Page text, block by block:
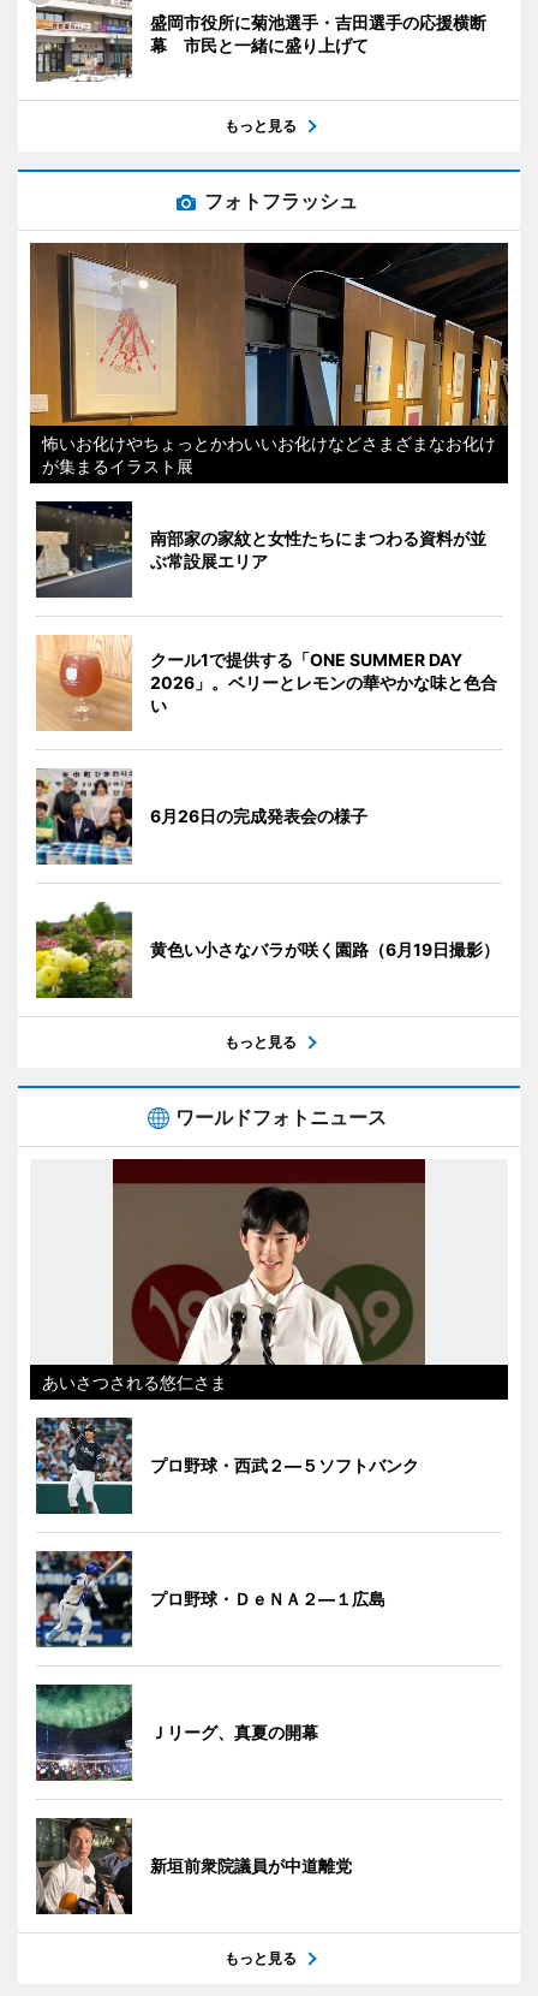
盛岡市役所に菊池選手・吉田選手の応援横断
幕 市民と一緒に盛り上げて
もっと見る
フォトフラッシュ
怖いお化けやちょっとかわいいお化けなどさまざまなお化け
が集まるイラスト展
南部家の家紋と女性たちにまつわる資料が並
ぶ常設展エリア
クール1で提供する「ONE SUMMER DAY
2026」。ベリーとレモンの華やかな味と色合
い
6月26日の完成発表会の様子
黄色い小さなバラが咲く園路（6月19日撮影）
もっと見る
ワールドフォトニュース
あいさつされる悠仁さま
プロ野球・西武２―５ソフトバンク
プロ野球・ＤｅＮＡ２―１広島
Ｊリーグ、真夏の開幕
新垣前衆院議員が中道離党
もっと見る